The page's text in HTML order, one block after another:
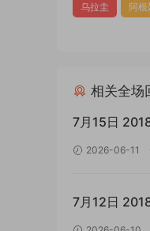
乌拉圭 阿根
相关全场
7月15日
全场回放
2026-06-11
7月12日
MP4全场回放